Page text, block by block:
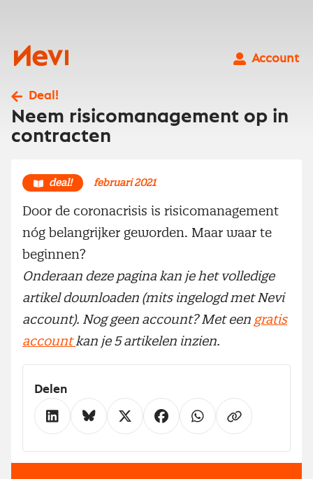
Nevi
Account
Deal!
Neem risicomanagement op in
contracten
deal! februari 2021
Door de coronacrisis is risicomanagement
nóg belangrijker geworden. Maar waar te
beginnen?
Onderaan deze pagina kan je het volledige
artikel downloaden (mits ingelogd met Nevi
account). Nog geen account? Met een gratis
accountkan je 5 artikelen inzien.
Delen